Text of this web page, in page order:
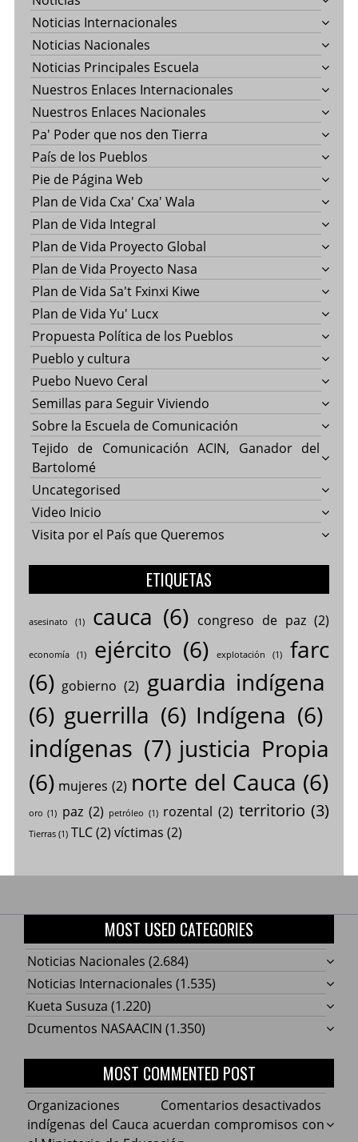
Noticias Internacionales
Noticias Nacionales
Noticias Principales Escuela
Nuestros Enlaces Internacionales
Nuestros Enlaces Nacionales
Pa' Poder que nos den Tierra
País de los Pueblos
Pie de Página Web
Plan de Vida Cxa' Cxa' Wala
Plan de Vida Integral
Plan de Vida Proyecto Global
Plan de Vida Proyecto Nasa
Plan de Vida Sa't Fxinxi Kiwe
Plan de Vida Yu' Lucx
Propuesta Política de los Pueblos
Pueblo y cultura
Puebo Nuevo Ceral
Semillas para Seguir Viviendo
Sobre la Escuela de Comunicación
Tejido de Comunicación ACIN, Ganador del
Bartolomé
Uncategorised
Video Inicio
Visita por el País que Queremos
ETIQUETAS
asesinato (1) cauca (6) congreso de paz(2)
economía(1) ejército (6) explotación (1)
farc
(6) gobierno (2) guardia indígena
(6) guerrilla (6) Indígena (6)
indígenas (7) justicia Propia
(6) mujeres (2) norte del Cauca (6)
oro (1) paz (2) petróleo (1) rozental (2) territorio (3)
Tierras(1) TLC(2) víctimas (2)
MOST USED CATEGORIES
Noticias Nacionales (2.684)
Noticias Internacionales (1.535)
Kueta Susuza (1.220)
Dcumentos NASAACIN (1.350)
MOST COMMENTED POST
Comentarios desactivados
Organizaciones
indígenas del Cauca acuerdan compromisos con